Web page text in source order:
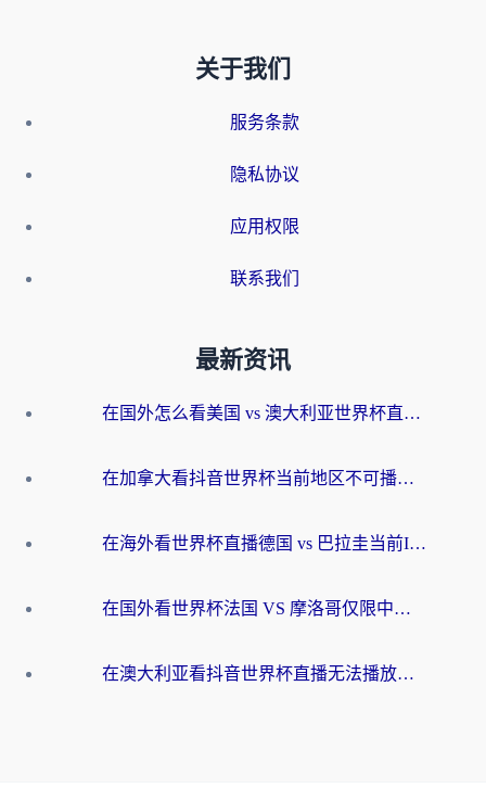
关于我们
服务条款
隐私协议
应用权限
联系我们
最新资讯
在国外怎么看美国 vs 澳大利亚世界杯直播？海外党必藏的中文解说观赛指南
在加拿大看抖音世界杯当前地区不可播放？海外党体育观赛终极指南
在海外看世界杯直播德国 vs 巴拉圭当前IP受限制？这篇指南帮你轻松解决地区限制
在国外看世界杯法国 VS 摩洛哥仅限中国大陆？别让地域限制拦下你的欢呼
在澳大利亚看抖音世界杯直播无法播放？海外党体育观赛终极指南来了！